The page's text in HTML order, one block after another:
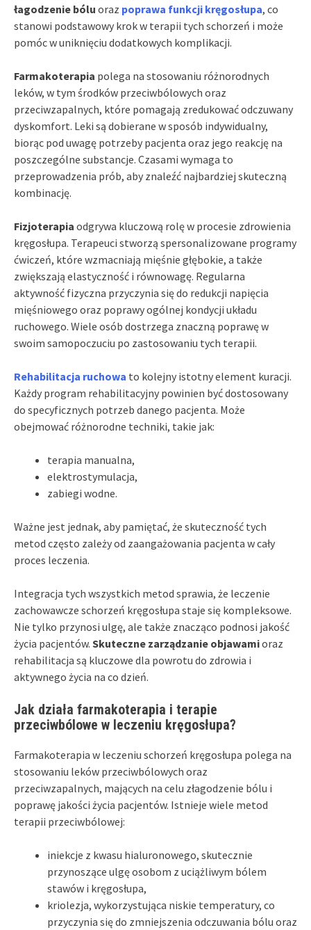
łagodzenie bólu oraz poprawa funkcji kręgosłupa, co
stanowi podstawowy krok w terapii tych schorzeń i może
pomóc w uniknięciu dodatkowych komplikacji.
Farmakoterapia polega na stosowaniu różnorodnych
leków, w tym środków przeciwbólowych oraz
przeciwzapalnych, które pomagają zredukować odczuwany
dyskomfort. Leki są dobierane w sposób indywidualny,
biorąc pod uwagę potrzeby pacjenta oraz jego reakcję na
poszczególne substancje. Czasami wymaga to
przeprowadzenia prób, aby znaleźć najbardziej skuteczną
kombinację.
Fizjoterapia odgrywa kluczową rolę w procesie zdrowienia
kręgosłupa. Terapeuci stworzą spersonalizowane programy
ćwiczeń, które wzmacniają mięśnie głębokie, a także
zwiększają elastyczność i równowagę. Regularna
aktywność fizyczna przyczynia się do redukcji napięcia
mięśniowego oraz poprawy ogólnej kondycji układu
ruchowego. Wiele osób dostrzega znaczną poprawę w
swoim samopoczuciu po zastosowaniu tych terapii.
Rehabilitacja ruchowa to kolejny istotny element kuracji.
Każdy program rehabilitacyjny powinien być dostosowany
do specyficznych potrzeb danego pacjenta. Może
obejmować różnorodne techniki, takie jak:
terapia manualna,
elektrostymulacja,
zabiegi wodne.
Ważne jest jednak, aby pamiętać, że skuteczność tych
metod często zależy od zaangażowania pacjenta w cały
proces leczenia.
Integracja tych wszystkich metod sprawia, że leczenie
zachowawcze schorzeń kręgosłupa staje się kompleksowe.
Nie tylko przynosi ulgę, ale także znacząco podnosi jakość
życia pacjentów. Skuteczne zarządzanie objawamioraz
rehabilitacja są kluczowe dla powrotu do zdrowia i
aktywnego życia na co dzień.
Jak działa farmakoterapia i terapie
przeciwbólowe w leczeniu kręgosłupa?
Farmakoterapia w leczeniu schorzeń kręgosłupa polega na
stosowaniu leków przeciwbólowych oraz
przeciwzapalnych, mających na celu złagodzenie bólu i
poprawę jakości życia pacjentów. Istnieje wiele metod
terapii przeciwbólowej:
iniekcje z kwasu hialuronowego, skutecznie
przynoszące ulgę osobom z uciążliwym bólem
stawów i kręgosłupa,
kriolezja, wykorzystująca niskie temperatury, co
przyczynia się do zmniejszenia odczuwania bólu oraz